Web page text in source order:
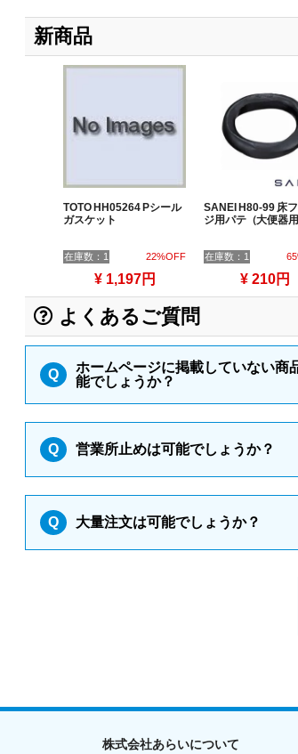
新商品
TOTO HH05264 Pシール
ガスケット
在庫数：1 22%OFF
¥ 1,197円
SANEI H80-99 床
ジ用パテ（大便器用
在庫数：1
¥ 210円
よくあるご質問
Q
ホームページに掲載していない商
能でしょうか？
Q 営業所止めは可能でしょうか？
Q 大量注文は可能でしょうか？
株式会社あらいについて